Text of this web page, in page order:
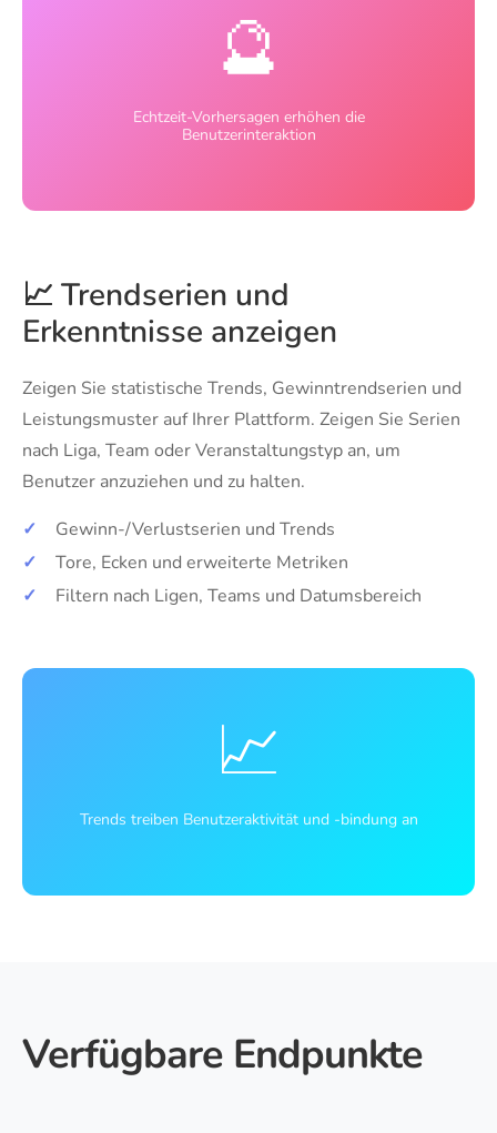
🔮
Echtzeit-Vorhersagen erhöhen die
Benutzerinteraktion
📈 Trendserien und
Erkenntnisse anzeigen
Zeigen Sie statistische Trends, Gewinntrendserien und
Leistungsmuster auf Ihrer Plattform. Zeigen Sie Serien
nach Liga, Team oder Veranstaltungstyp an, um
Benutzer anzuziehen und zu halten.
✓
Gewinn-/Verlustserien und Trends
✓
Tore, Ecken und erweiterte Metriken
✓
Filtern nach Ligen, Teams und Datumsbereich
📈
Trends treiben Benutzeraktivität und -bindung an
Verfügbare Endpunkte